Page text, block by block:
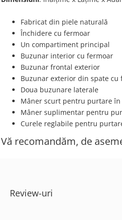
Fabricat din piele naturală
Închidere cu fermoar
Un compartiment principal
Buzunar interior cu fermoar
Buzunar frontal exterior
Buzunar exterior din spate cu
Doua buzunare laterale
Mâner scurt pentru purtare în
Mâner suplimentar pentru
Curele reglabile pentru
Vă recomandăm, de
Review-uri